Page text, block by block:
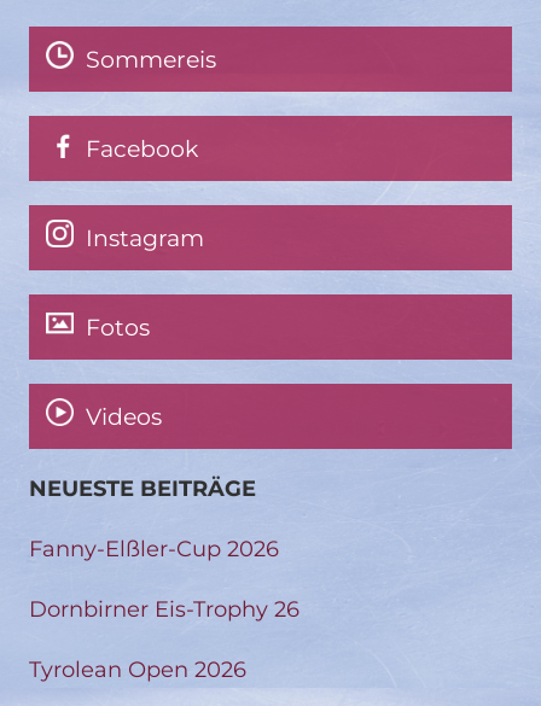
Sommereis
Facebook
Instagram
Fotos
Videos
NEUESTE BEITRÄGE
Fanny-Elßler-Cup 2026
Dornbirner Eis-Trophy 26
Tyrolean Open 2026